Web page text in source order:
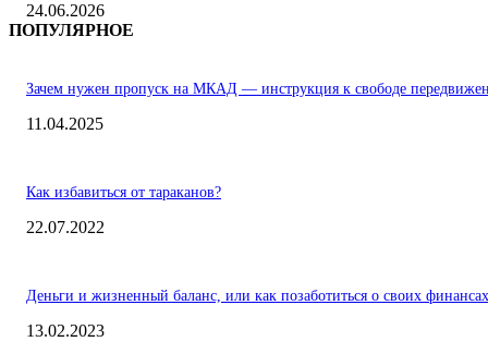
24.06.2026
ПОПУЛЯРНОЕ
Зачем нужен пропуск на МКАД — инструкция к свободе
11.04.2025
Как избавиться от тараканов?
22.07.2022
Деньги и жизненный баланс, или как позаботиться о своих финансах
13.02.2023